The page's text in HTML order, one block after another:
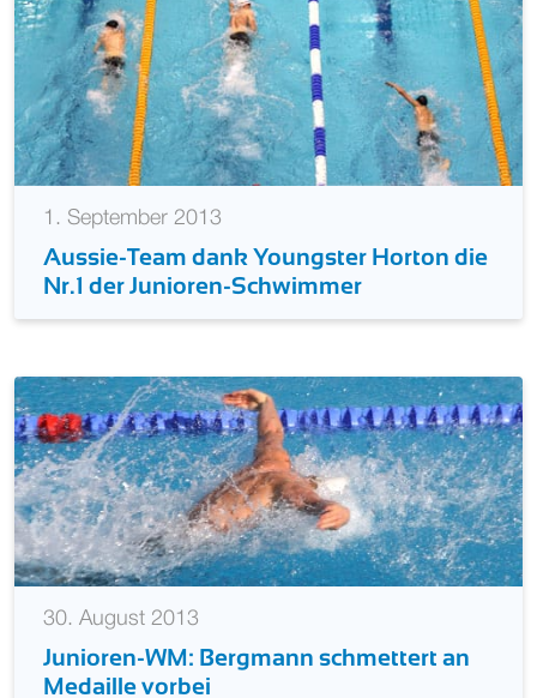
1. September 2013
Aussie-Team dank Youngster Horton die
Nr.1 der Junioren-Schwimmer
30. August 2013
Junioren-WM: Bergmann schmettert an
Medaille vorbei